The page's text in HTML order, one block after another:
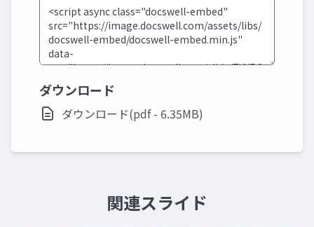
ダウンロード
ダウンロード(pdf - 6.35MB)
関連スライド